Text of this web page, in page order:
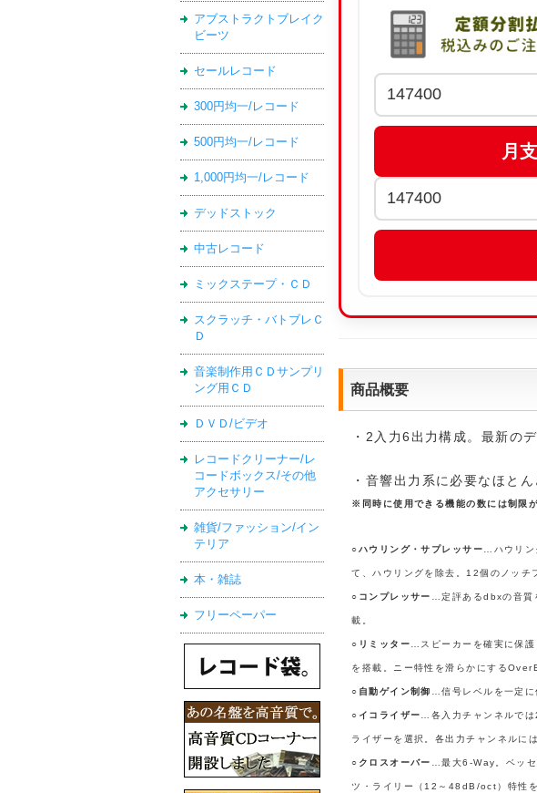
アブストラクトブレイク
ビーツ
セールレコード
300円均一/レコード
500円均一/レコード
1,000円均一/レコード
デッドストック
中古レコード
ミックステープ・ＣＤ
スクラッチ・バトブレＣ
Ｄ
音楽制作用ＣＤサンプリ
ング用ＣＤ
ＤＶＤ/ビデオ
レコードクリーナー/レ
コードボックス/その他
アクセサリー
雑貨/ファッション/イン
テリア
本・雑誌
フリーペーパー
商品概要
・2入力6出力構成。最新の
・音響出力系に必要なほとん
※同時に使用できる機能の数には制限が
○ハウリング・サプレッサー …ハウリ
て、ハウリングを除去。12個のノッチ
○ コンプレッサー …定評あるdbxの音
載。
○ リミッター …スピーカーを確実に保
を搭載。ニー特性を滑らかにする
○ 自動ゲイン制御 …信号レベルを一定に
○ イコライザー …各入力チャンネルで
ライザーを選択。各出力チャンネルに
○ クロスオーバー …最大6-Way。ベッ
ツ・ライリー（12～48dB/oct）特性を